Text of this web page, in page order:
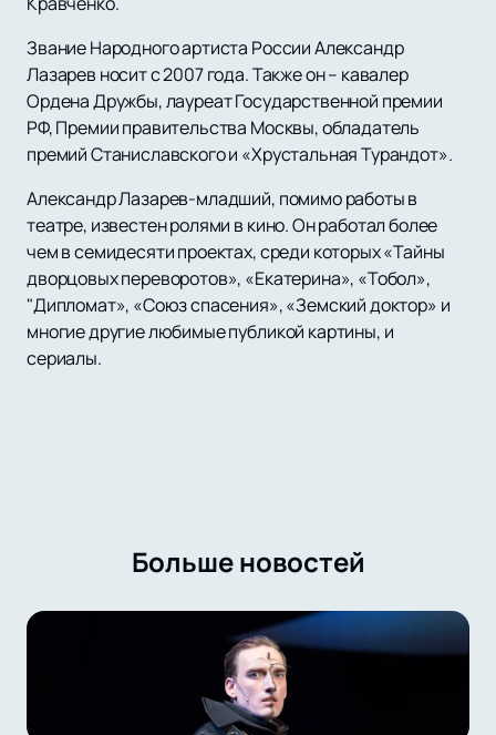
Звание Народного артиста России Александр
Лазарев носит с 2007 года. Также он – кавалер
Ордена Дружбы, лауреат Государственной премии
РФ, Премии правительства Москвы, обладатель
премий Станиславского и «Хрустальная Турандот».
Александр Лазарев-младший, помимо работы в
театре, известен ролями в кино. Он работал более
чем в семидесяти проектах, среди которых «Тайны
дворцовых переворотов», «Екатерина», «Тобол»,
"Дипломат», «Союз спасения», «Земский доктор» и
многие другие любимые публикой картины, и
сериалы.
Больше новостей